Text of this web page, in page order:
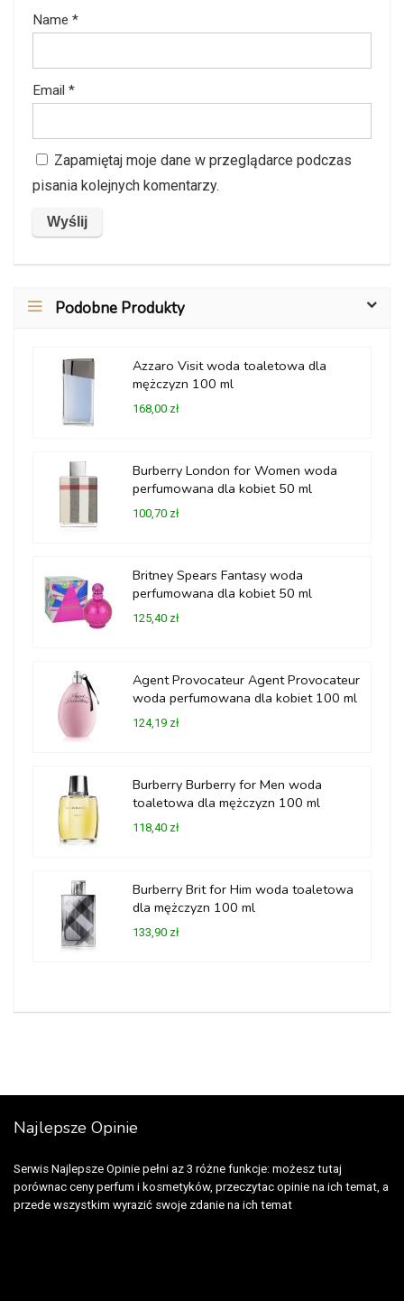
Name *
Email *
Zapamiętaj moje dane w przeglądarce podczas
pisania kolejnych komentarzy.
Podobne Produkty
Azzaro Visit woda toaletowa dla
mężczyzn 100 ml
168,00 zł
Burberry London for Women woda
perfumowana dla kobiet 50 ml
100,70 zł
Britney Spears Fantasy woda
perfumowana dla kobiet 50 ml
125,40 zł
Agent Provocateur Agent Provocateur
woda perfumowana dla kobiet 100 ml
124,19 zł
Burberry Burberry for Men woda
toaletowa dla mężczyzn 100 ml
118,40 zł
Burberry Brit for Him woda toaletowa
dla mężczyzn 100 ml
133,90 zł
Najlepsze Opinie
Serwis Najlepsze Opinie pełni az 3 różne funkcje: możesz tutaj
porównac ceny perfum i kosmetyków, przeczytac opinie na ich temat, a
przede wszystkim wyrazić swoje zdanie na ich temat